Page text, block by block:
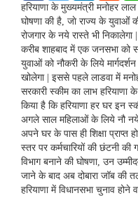
c
e
b
o
o
k
i
t
e
r
n
k
e
d
I
n
d
d
i
t
हरियाणा के मुख्‍यमंत्री मनोहर
घोषणा की है, जाे राज्‍य के युवाओंं
रोजगार के नये रास्‍ते भी
करीब शाहबाद में एक जनसभा को
युवाओं को नौकरी के ल‍िये
खोलेगा | इससे पहले लाडवा में
सरकारी स्‍कीम का लाभ हर‍ियाणा
क‍िया है क‍ि हर‍ियाणा हर घर इन
अगले साल महिलाओं के ल‍िये नौ
अपने घर के पास ही श‍िक्षा प्राप्‍त
स्‍तर पर कर्मचारियों की छंटनी
व‍िभाग बनाने की घोषणा, उन
जाने के बाद अब दोबारा जॉब की
हर‍ियाणा में व‍िधानसभा चुनाव